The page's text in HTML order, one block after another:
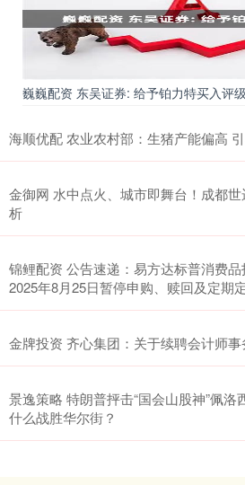
巍巍配资 东吴证券: 给予铂力特买入评级
海顺优配 农业农村部：生猪产能偏高
金御网 水中点火、城市即舞台！成都
析
锦鲤配资 公告速递：易方达标普消费
2025年8月25日暂停申购、赎回及定期
金牌投资 齐心集团：关于续聘会计师
景逸策略 特朗普抨击“国会山股神”佩洛
什么战胜华尔街？